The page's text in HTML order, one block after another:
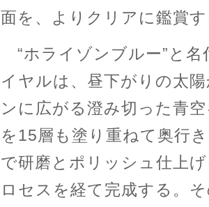
面を、よりクリアに鑑賞
“ホライゾンブルー”と
イヤルは、昼下がりの太
ンに広がる澄み切った青
を15層も塗り重ねて奥行
で研磨とポリッシュ仕上
ロセスを経て完成する。